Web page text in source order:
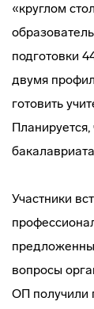
«круглом
подготовки
двумя
готовить
Участники
вопросы
ОП получили